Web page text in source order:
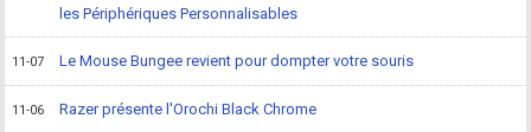
les Périphériques Personnalisables
11-07 Le Mouse Bungee revient pour dompter votre souris
11-06 Razer présente l'Orochi Black Chrome